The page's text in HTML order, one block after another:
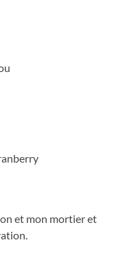
et mon mortier et